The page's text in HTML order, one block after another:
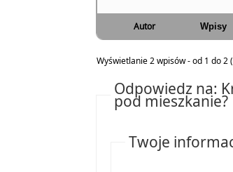
Autor Wpisy
Wyświetlanie 2 wpisów - od 1 do 2
Odpowiedz na:
pod mieszkanie?
Twoje